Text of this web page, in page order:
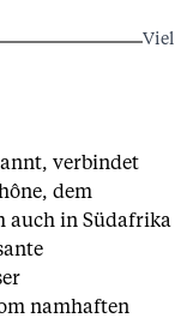
Viel
verbindet
dem
auch in Südafrika
namhaften